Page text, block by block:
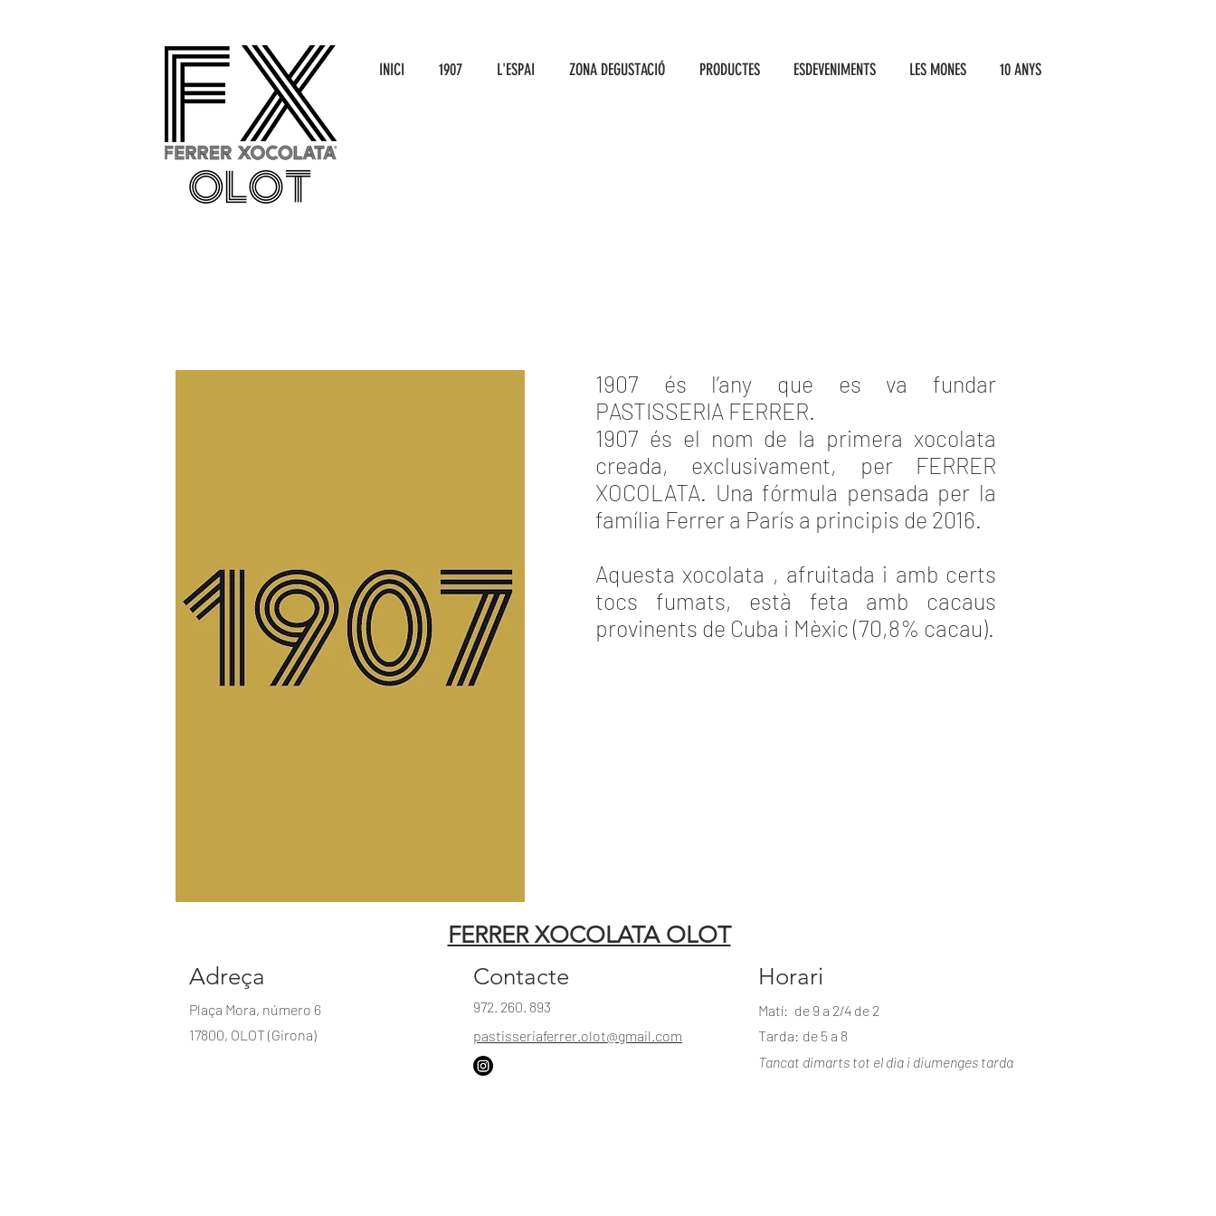
1907 és l’any que es va fundar
PASTISSERIA FERRER.
1907 és el nom de la primera xocolata
creada, exclusivament, per FERRER
XOCOLATA. Una fórmula pensada per la
família Ferrer a París a principis de 2016.
Aquesta xocolata , afruitada i amb certs
tocs fumats, està feta amb cacaus
provinents de Cuba i Mèxic (70,8% cacau).
INICI 1907 L'ESPAI ZONA DEGUSTACIÓ PRODUCTES ESDEVENIMENTS LES MONES 10 ANYS
FERRER XOCOLATA OLOT
Adreça
Plaça Mora, número 6
17800, OLOT (Girona)
Contacte
972. 260. 893
pastisseriaferrer.olot@gmail.com
Horari
Matí: de 9 a 2/4 de 2
Tarda: de 5 a 8
Tancat dimarts tot el dia i diumenges tarda